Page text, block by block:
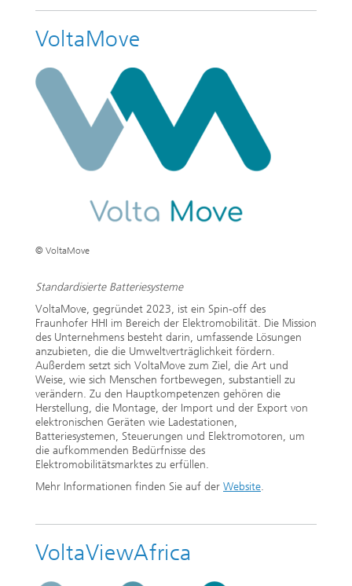
VoltaMove
© VoltaMove
Standardisierte Batteriesysteme
VoltaMove, gegründet 2023, ist ein Spin-off des
Fraunhofer HHI im Bereich der Elektromobilität. Die Mission
des Unternehmens besteht darin, umfassende Lösungen
anzubieten, die die Umweltverträglichkeit fördern.
Außerdem setzt sich VoltaMove zum Ziel, die Art und
Weise, wie sich Menschen fortbewegen, substantiell zu
verändern. Zu den Hauptkompetenzen gehören die
Herstellung, die Montage, der Import und der Export von
elektronischen Geräten wie Ladestationen,
Batteriesystemen, Steuerungen und Elektromotoren, um
die aufkommenden Bedürfnisse des
Elektromobilitätsmarktes zu erfüllen.
Mehr Informationen finden Sie auf der Website.
VoltaViewAfrica